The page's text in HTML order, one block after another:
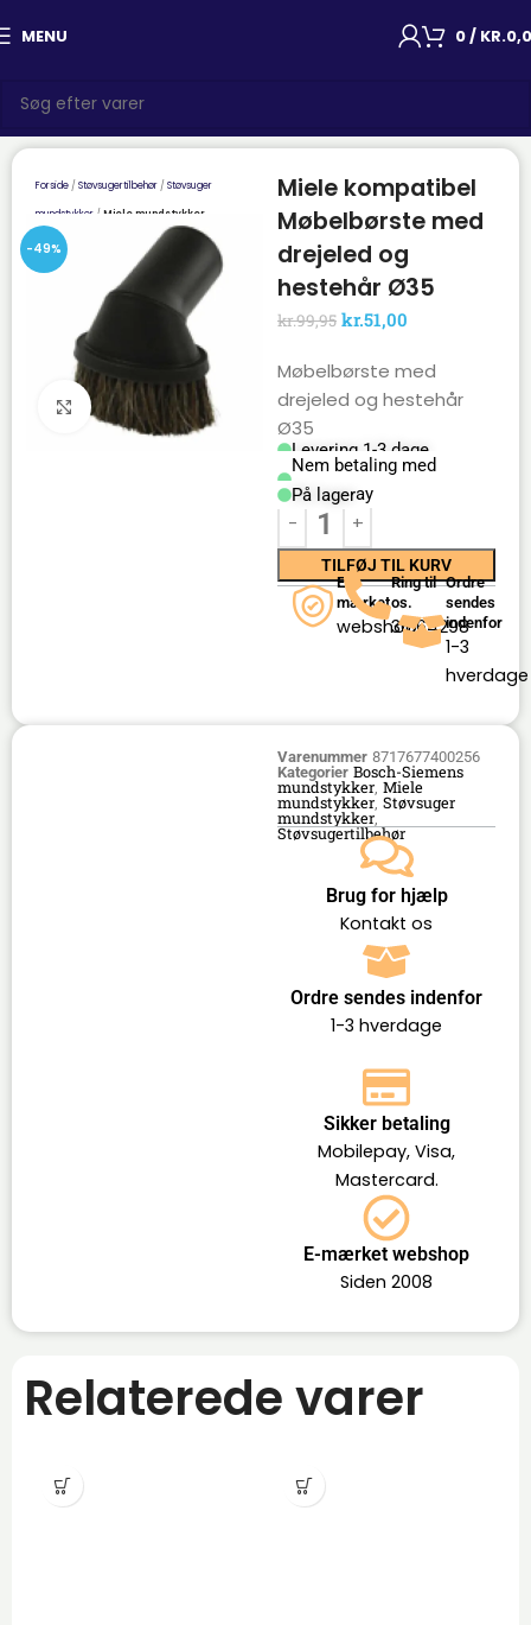
MENU 0/ KR.
Forside Støvsugertilbehør Støvsuger
mundstykker Miele mundstykker
-49%
Click to enlarge
Miele kompatibel
Møbelbørste med
drejeled og
hestehår Ø35
kr.99,95 kr.51,00
Møbelbørste med
drejeled og hestehår
Ø35
Levering 1-3 dage
Nem betaling med
Mobilepay
På lager
TILFØJ TIL KURV
E-
mærket
webshop
Ring til
os.
36164298
Ordre
sendes
indenfor
1-3
hverdage
Varenummer 8717677400256
Kategorier Bosch-Siemens
mundstykker, Miele
mundstykker, Støvsuger
mundstykker,
Støvsugertilbehør
Brug for hjælp
Kontakt os
Ordre sendes indenfor
1-3 hverdage
Sikker betaling
Mobilepay, Visa,
Mastercard.
E-mærket webshop
Siden 2008
Relaterede varer